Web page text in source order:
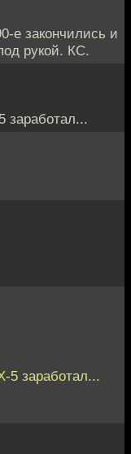
е закончились и
рукой. КС.
заработал...
5 заработал...